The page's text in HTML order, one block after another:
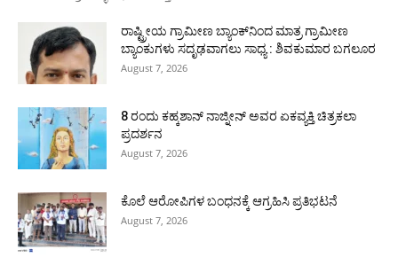
ರಾಷ್ಟ್ರೀಯ ಗ್ರಾಮೀಣ ಬ್ಯಾಂಕ್‍ನಿಂದ ಮಾತ್ರ ಗ್ರಾಮೀಣ
ಬ್ಯಾಂಕುಗಳು ಸದೃಢವಾಗಲು ಸಾಧ್ಯ : ಶಿವಕುಮಾರ ಬಗಲೂರ
August 7, 2026
8 ರಂದು ಕಹ್ಕಶಾನ್ ನಾಜ್ನೀನ್ ಅವರ ಏಕವ್ಯಕ್ತಿ ಚಿತ್ರಕಲಾ
ಪ್ರದರ್ಶನ
August 7, 2026
ಕೊಲೆ ಆರೋಪಿಗಳ ಬಂಧನಕ್ಕೆ ಆಗ್ರಹಿಸಿ ಪ್ರತಿಭಟನೆ
August 7, 2026